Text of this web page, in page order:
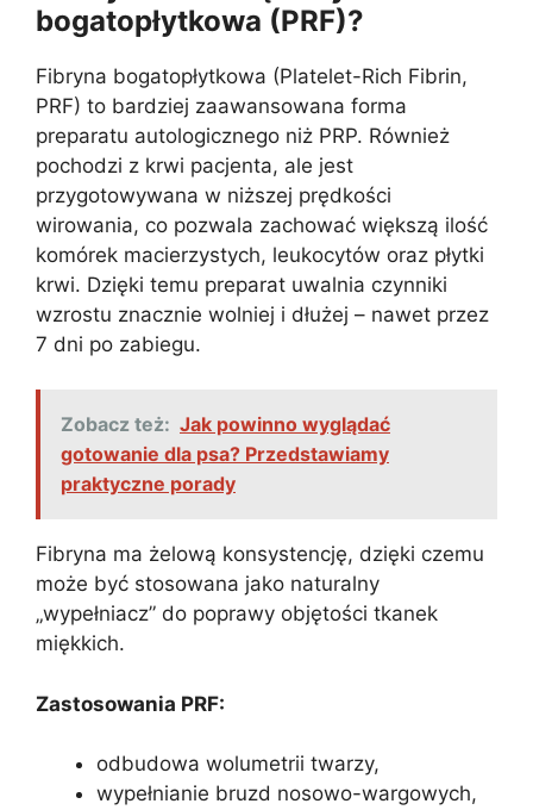
bogatopłytkowa (PRF)?
Fibryna bogatopłytkowa (Platelet-Rich Fibrin,
PRF) to bardziej zaawansowana forma
preparatu autologicznego niż PRP. Również
pochodzi z krwi pacjenta, ale jest
przygotowywana w niższej prędkości
wirowania, co pozwala zachować większą ilość
komórek macierzystych, leukocytów oraz płytki
krwi. Dzięki temu preparat uwalnia czynniki
wzrostu znacznie wolniej i dłużej – nawet przez
7 dni po zabiegu.
Zobacz też: Jak powinno wyglądać
gotowanie dla psa? Przedstawiamy
praktyczne porady
Fibryna ma żelową konsystencję, dzięki czemu
może być stosowana jako naturalny
„wypełniacz” do poprawy objętości tkanek
miękkich.
Zastosowania PRF:
odbudowa wolumetrii twarzy,
wypełnianie bruzd nosowo-wargowych,